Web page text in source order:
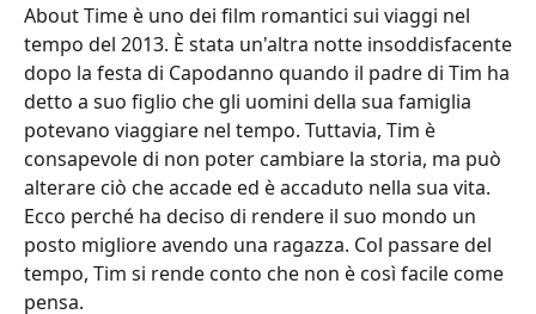
About Time è uno dei film romantici sui viaggi nel
tempo del 2013. È stata un'altra notte insoddisfacente
dopo la festa di Capodanno quando il padre di Tim ha
detto a suo figlio che gli uomini della sua famiglia
potevano viaggiare nel tempo. Tuttavia, Tim è
consapevole di non poter cambiare la storia, ma può
alterare ciò che accade ed è accaduto nella sua vita.
Ecco perché ha deciso di rendere il suo mondo un
posto migliore avendo una ragazza. Col passare del
tempo, Tim si rende conto che non è così facile come
pensa.